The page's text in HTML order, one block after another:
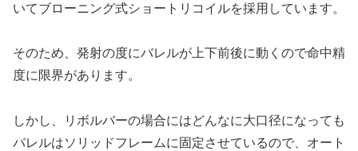
いてブローニング式ショートリコイルを採用しています。
そのため、発射の度にバレルが上下前後に動くので命中精
度に限界があります。
しかし、リボルバーの場合にはどんなに大口径になっても
バレルはソリッドフレームに固定させているので、オート